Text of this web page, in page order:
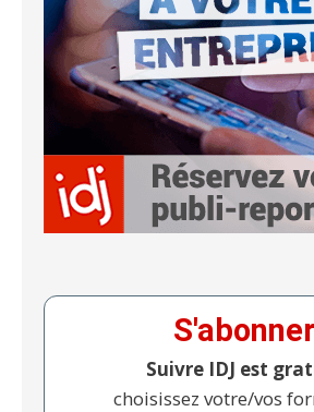
S'abonner
Suivre IDJ est
choisissez votre/vos